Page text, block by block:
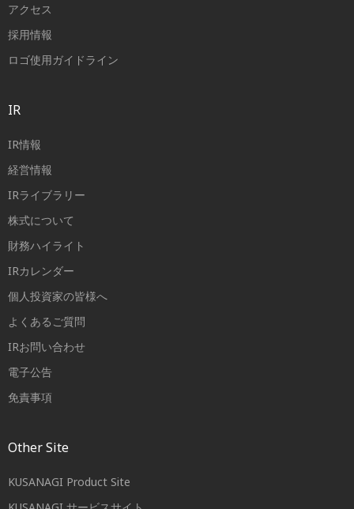
アクセス
採用情報
ロゴ使用ガイドライン
IR
IR情報
経営情報
IRライブラリー
株式について
財務ハイライト
IRカレンダー
個人投資家の皆様へ
よくあるご質問
IRお問い合わせ
電子公告
免責事項
Other Site
KUSANAGI Product Site